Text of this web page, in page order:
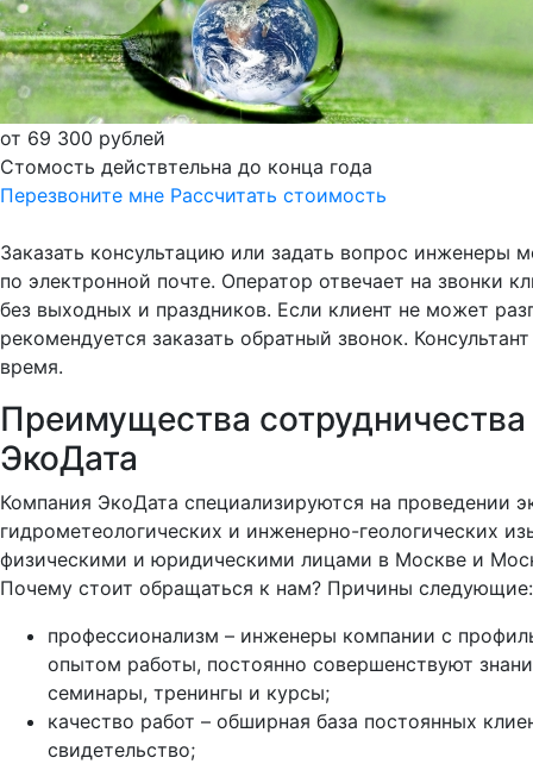
от 69 300 рублей
Стомость действтельна до конца года
Перезвоните мне Рассчитать стоимость
Заказать консультацию или задать вопрос инженеры
по электронной почте. Оператор отвечает на звонки
без выходных и праздников. Если клиент не может
рекомендуется заказать обратный звонок.
время.
Преимущества
ЭкоДата
Компания ЭкоДата специализируются на проведении
гидрометеологических и инженерно-геологических
физическими и юридическими лицами в Москве и
Почему стоит обращаться к нам? Причины следующие:
профессионализм – инженеры компании с
опытом работы, постоянно совершенствуют
семинары, тренингы и курсы;
качество работ – обширная база постоянных
свидетельство;